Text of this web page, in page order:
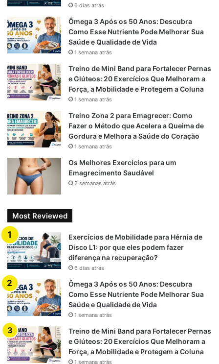
o
k
a
p
6 dias atrás
Ômega 3 Após os 50 Anos: Descubra
Como Esse Nutriente Pode Melhorar Sua
Saúde e Qualidade de Vida
1 semana atrás
Treino de Mini Band para Fortalecer Pernas
e Glúteos: 20 Exercícios Que Melhoram a
Força, a Mobilidade e Protegem a Coluna
1 semana atrás
Treino Zona 2 para Emagrecer: Como
Fazer o Método que Acelera a Queima de
Gordura e Melhora a Saúde do Coração
1 semana atrás
Os Melhores Exercícios para um
Emagrecimento Saudável
2 semanas atrás
Most Reviewed
Exercícios de Mobilidade para Hérnia de
Disco L1: por que eles podem fazer
diferença na recuperação?
6 dias atrás
Ômega 3 Após os 50 Anos: Descubra
Como Esse Nutriente Pode Melhorar Sua
Saúde e Qualidade de Vida
1 semana atrás
Treino de Mini Band para Fortalecer Pernas
e Glúteos: 20 Exercícios Que Melhoram a
Força, a Mobilidade e Protegem a Coluna
1 semana atrás